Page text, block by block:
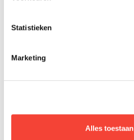
Statistieken
Marketing
Alles toestaan